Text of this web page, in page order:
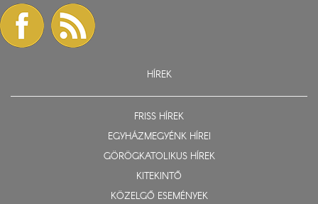
HÍREK
FRISS HÍREK
EGYHÁZMEGYÉNK HÍREI
GÖRÖGKATOLIKUS HÍREK
KITEKINTŐ
KÖZELGŐ ESEMÉNYEK